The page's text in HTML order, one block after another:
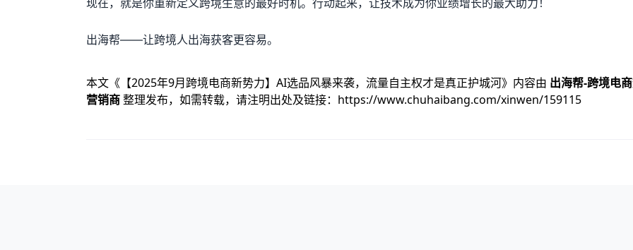
现在，就是你重新定义跨境生意的最好时机。行动起来，让技术成为你业绩增长的最大助力！
出海帮——让跨境人出海获客更容易。
本文《 【2025年9月跨境电商新势力】AI选品风暴来袭，流量自主权才是真正护城河》内容由 出海帮-跨境电
营销商整理发布，如需转载，请注明出处及链接： https://www.chuhaibang.com/xinwen/159115